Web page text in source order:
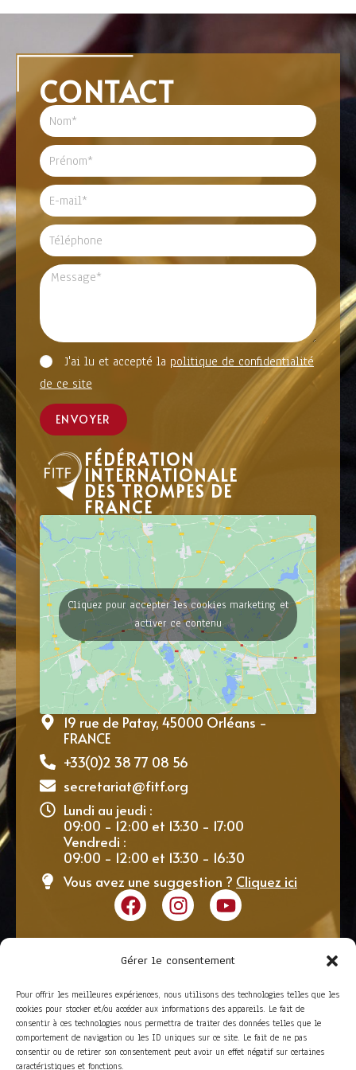
Gérer le consentement
Pour offrir les meilleures expériences, nous utilisons des technologies telles que les
cookies pour stocker et/ou accéder aux informations des appareils. Le fait de
consentir à ces technologies nous permettra de traiter des données telles que le
comportement de navigation ou les ID uniques sur ce site. Le fait de ne pas
consentir ou de retirer son consentement peut avoir un effet négatif sur certaines
caractéristiques et fonctions.
CONTACT
J'ai lu et accepté la politique de confidentialité
de ce site
ENVOYER
FÉDÉRATION
INTERNATIONALE
DES TROMPES DE
FRANCE
Cliquez pour accepter les cookies marketing et
activer ce contenu
19 rue de Patay, 45000 Orléans -
FRANCE
+33(0)2 38 77 08 56
secretariat@fitf.org
Lundi au jeudi :
09:00 - 12:00 et 13:30 - 17:00
Vendredi :
09:00 - 12:00 et 13:30 - 16:30
Vous avez une suggestion ? Cliquez ici